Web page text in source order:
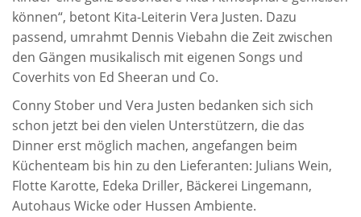
können“, betont Kita-Leiterin Vera Justen. Dazu
passend, umrahmt Dennis Viebahn die Zeit zwischen
den Gängen musikalisch mit eigenen Songs und
Coverhits von Ed Sheeran und Co.
Conny Stober und Vera Justen bedanken sich sich
schon jetzt bei den vielen Unterstützern, die das
Dinner erst möglich machen, angefangen beim
Küchenteam bis hin zu den Lieferanten: Julians Wein,
Flotte Karotte, Edeka Driller, Bäckerei Lingemann,
Autohaus Wicke oder Hussen Ambiente.